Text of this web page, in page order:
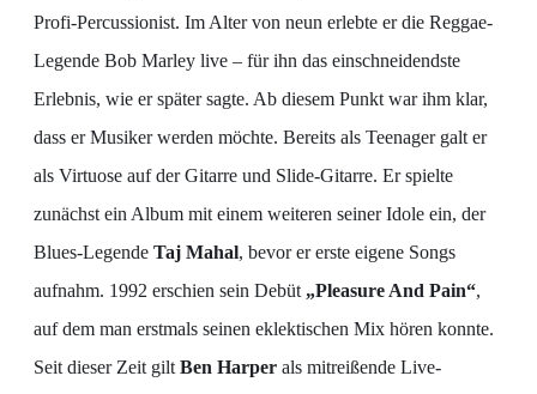
Profi-Percussionist. Im Alter von neun erlebte er die Reggae-
Legende Bob Marley live – für ihn das einschneidendste
Erlebnis, wie er später sagte. Ab diesem Punkt war ihm klar,
dass er Musiker werden möchte. Bereits als Teenager galt er
als Virtuose auf der Gitarre und Slide-Gitarre. Er spielte
zunächst ein Album mit einem weiteren seiner Idole ein, der
Blues-Legende Taj Mahal, bevor er erste eigene Songs
aufnahm. 1992 erschien sein Debüt „Pleasure And Pain“,
auf dem man erstmals seinen eklektischen Mix hören konnte.
Seit dieser Zeit gilt Ben Harper als mitreißende Live-